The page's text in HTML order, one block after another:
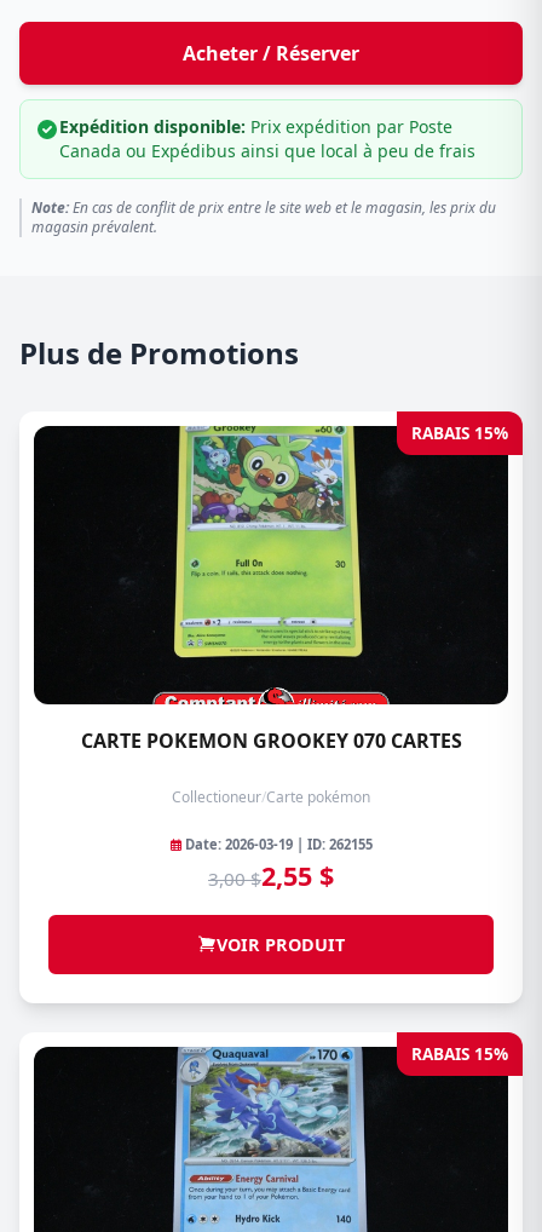
Acheter / Réserver
Expédition disponible: Prix expédition par Poste
Canada ou Expédibus ainsi que local à peu de frais
Note:En cas de conflit de prix entre le site web et le magasin, les prix du
magasin prévalent.
Plus de Promotions
RABAIS 15%
CARTE POKEMON GROOKEY 070 CARTES
Collectioneur/Carte pokémon
Date: 2026-03-19 | ID: 262155
3,00 $2,55 $
VOIR PRODUIT
RABAIS 15%